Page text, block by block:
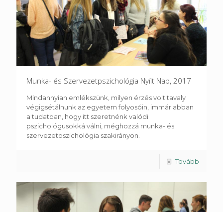
Munka- és Szervezetpszichológia Nyílt Nap, 2017
Mindannyian emlékszünk, milyen érzés volt tavaly
végigsétálnunk az egyetem folyosóin, immár abban
a tudatban, hogy itt szeretnénk valódi
pszichológusokká válni, méghozzá munka- és
szervezetpszichológia szakirányon.
Tovább